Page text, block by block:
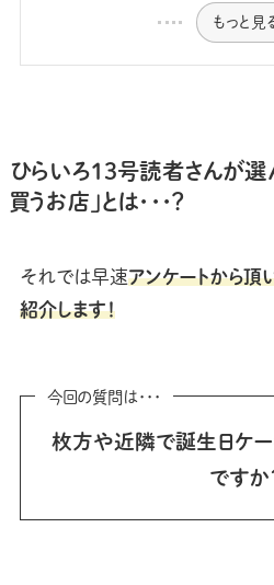
もっと見
ひらいろ13号読者さんが選
買うお店」とは･･･？
それでは早速アンケートから頂
紹介します！
今回の質問は･･･
枚方や近隣で誕生日ケー
ですか